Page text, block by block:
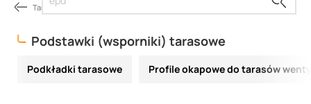
Tarasy i balkony wentylowane
Podkładki tarasowe
Podstawki (wsporniki) tarasowe